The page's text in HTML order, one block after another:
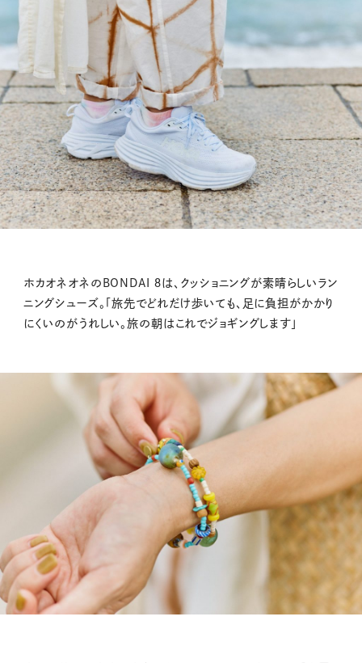
ホカオネオネのBONDAI ８は、クッショニングが素晴らしいラン
ニングシューズ。「旅先でどれだけ歩いても、足に負担がかかり
にくいのがうれしい。旅の朝はこれでジョギングします」